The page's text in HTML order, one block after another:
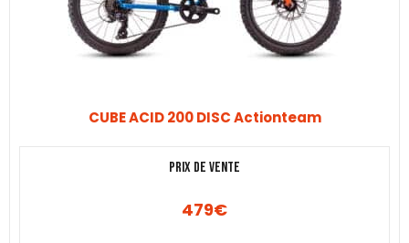
CUBE ACID 200 DISC Actionteam
Prix de vente
479€